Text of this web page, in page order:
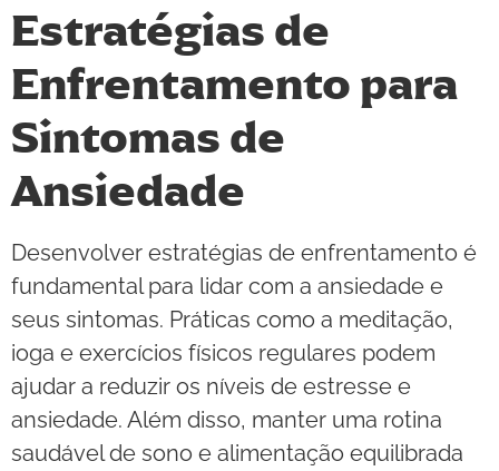
Estratégias de
Enfrentamento para
Sintomas de
Ansiedade
Desenvolver estratégias de enfrentamento é
fundamental para lidar com a ansiedade e
seus sintomas. Práticas como a meditação,
ioga e exercícios físicos regulares podem
ajudar a reduzir os níveis de estresse e
ansiedade. Além disso, manter uma rotina
saudável de sono e alimentação equilibrada